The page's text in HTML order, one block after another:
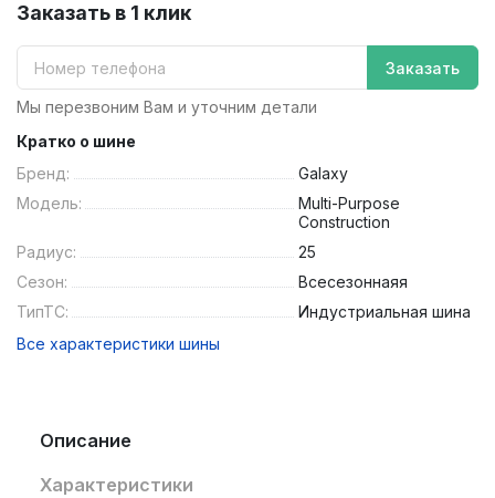
Заказать в 1 клик
Заказать
Мы перезвоним Вам и уточним детали
Кратко о шине
Бренд:
Galaxy
Модель:
Multi-Purpose
Construction
Радиус:
25
Сезон:
Всесезоннаяя
ТипТС:
Индустриальная шина
Все характеристики шины
Описание
Характеристики